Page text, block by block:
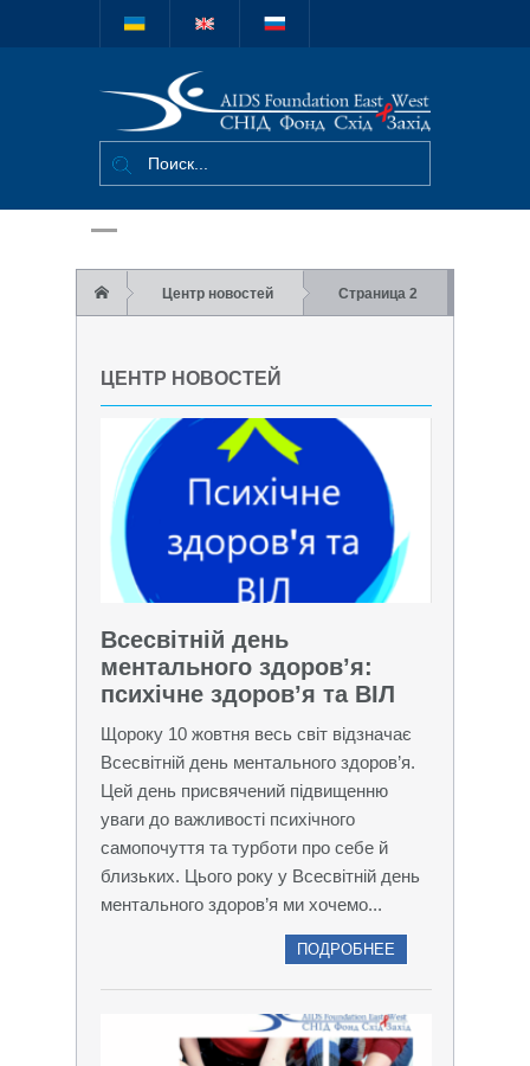
Міжнародний
благодійний
фонд "СНІД
Захід"
Центр новостей Страница 2
ЦЕНТР НОВОСТЕЙ
Всесвітній день
ментального здоров’я:
психічне здоров’я та ВІЛ
Щороку 10 жовтня весь світ відзначає
Всесвітній день ментального здоров’я.
Цей день присвячений підвищенню
уваги до важливості психічного
самопочуття та турботи про себе й
близьких. Цього року у Всесвітній день
ментального здоров’я ми хочемо...
ПОДРОБНЕЕ